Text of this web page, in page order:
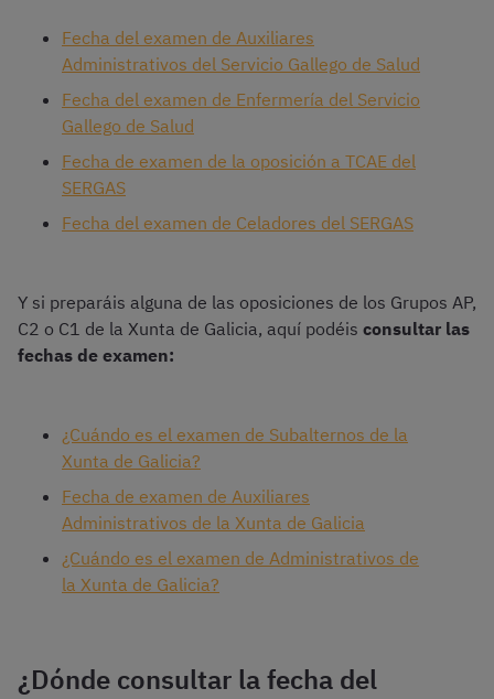
Fecha del examen de Auxiliares
Administrativos del Servicio Gallego de Salud
Fecha del examen de Enfermería del Servicio
Gallego de Salud
Fecha de examen de la oposición a TCAE del
SERGAS
Fecha del examen de Celadores del SERGAS
Y si preparáis alguna de las oposiciones de los Grupos AP,
C2 o C1 de la Xunta de Galicia, aquí podéis consultar las
fechas de examen:
¿Cuándo es el examen de Subalternos de la
Xunta de Galicia?
Fecha de examen de Auxiliares
Administrativos de la Xunta de Galicia
¿Cuándo es el examen de Administrativos de
la Xunta de Galicia?
¿Dónde consultar la fecha del